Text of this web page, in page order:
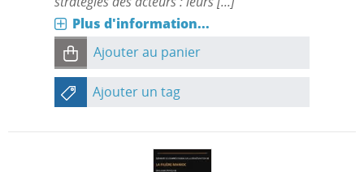
Plus d'information...
Ajouter au panier
Ajouter un tag